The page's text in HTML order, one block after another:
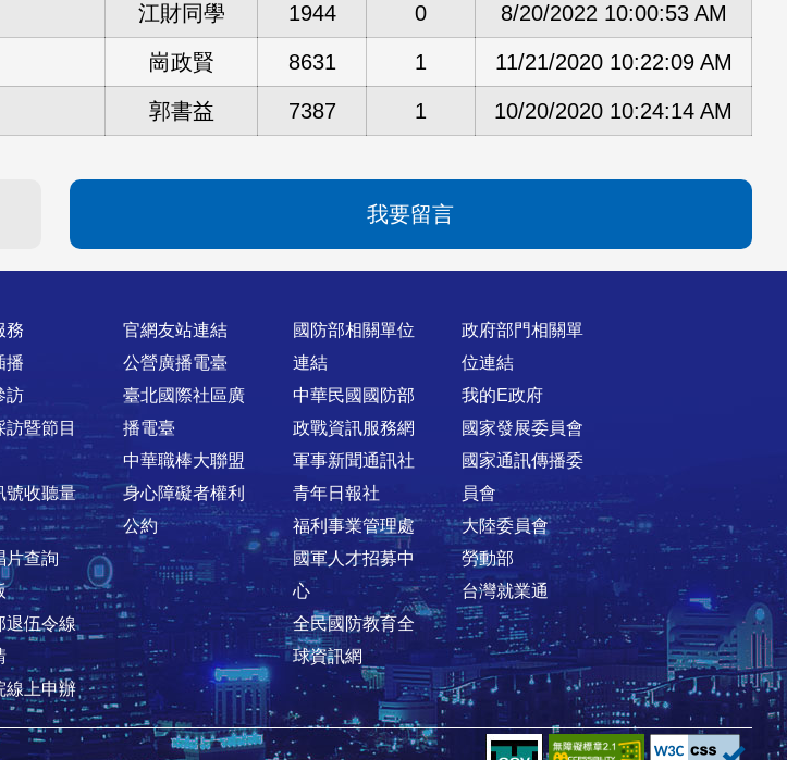
江財同學 1944 0 8/20/2022 10:00:53 AM
崗政賢 8631 1 11/21/2020 10:22:09 AM
郭書益 7387 1 10/20/2020 10:24:14 AM
我要留言
務
播
訪
訪暨節目
號收聽量
片查詢
退伍令線
線上申辦
官網友站連結
公營廣播電臺
臺北國際社區廣
播電臺
中華職棒大聯盟
身心障礙者權利
公約
國防部相關單位
連結
中華民國國防部
政戰資訊服務網
軍事新聞通訊社
青年日報社
福利事業管理處
國軍人才招募中
心
全民國防教育全
球資訊網
政府部門相關單
位連結
我的E政府
國家發展委員會
國家通訊傳播委
員會
大陸委員會
勞動部
台灣就業通